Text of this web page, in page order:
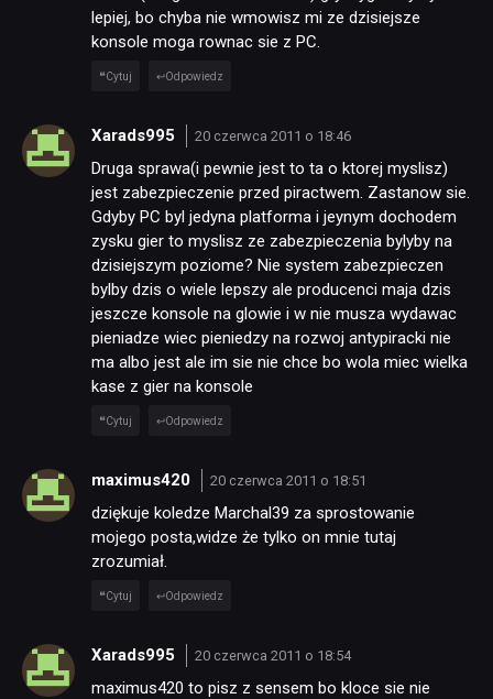
lepiej, bo chyba nie wmowisz mi ze dzisiejsze
konsole moga rownac sie z PC.
Cytuj Odpowiedz
Xarads995 20 czerwca 2011 o 18:46
Druga sprawa(i pewnie jest to ta o ktorej myslisz)
jest zabezpieczenie przed piractwem. Zastanow sie.
Gdyby PC byl jedyna platforma i jeynym dochodem
zysku gier to myslisz ze zabezpieczenia bylyby na
dzisiejszym poziome? Nie system zabezpieczen
bylby dzis o wiele lepszy ale producenci maja dzis
jeszcze konsole na glowie i w nie musza wydawac
pieniadze wiec pieniedzy na rozwoj antypiracki nie
ma albo jest ale im sie nie chce bo wola miec wielka
kase z gier na konsole
Cytuj Odpowiedz
maximus420 20 czerwca 2011 o 18:51
dziękuje koledze Marchal39 za sprostowanie
mojego posta,widze że tylko on mnie tutaj
zrozumiał.
Cytuj Odpowiedz
Xarads995 20 czerwca 2011 o 18:54
maximus420 to pisz z sensem bo kloce sie nie